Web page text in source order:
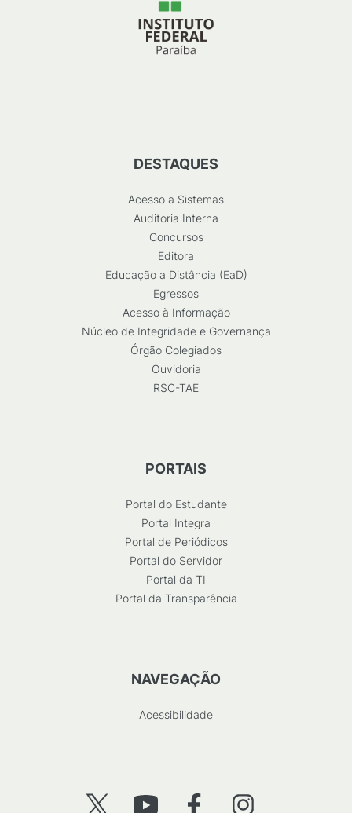
DESTAQUES
Acesso a Sistemas
Auditoria Interna
Concursos
Editora
Educação a Distância (EaD)
Egressos
Acesso à Informação
Núcleo de Integridade e Governança
Órgão Colegiados
Ouvidoria
RSC-TAE
PORTAIS
Portal do Estudante
Portal Integra
Portal de Periódicos
Portal do Servidor
Portal da TI
Portal da Transparência
NAVEGAÇÃO
Acessibilidade